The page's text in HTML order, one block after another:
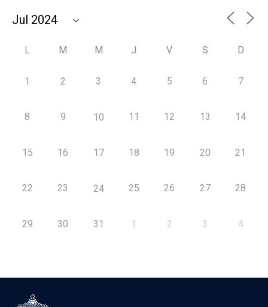
L M M J V S D
1 2 3 4 5 6 7
8 9 10 11 12 13 14
15 16 17 18 19 20 21
22 23 24 25 26 27 28
29 30 31 1 2 3 4